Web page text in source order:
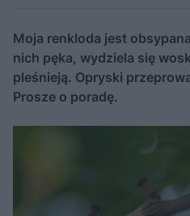
Moja renkloda jest
nich pęka, wydziela się
pleśnieją. Opryski
Prosze o poradę.